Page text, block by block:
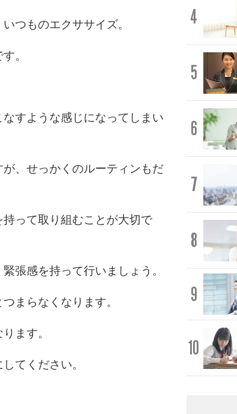
つものエクササイズ。
。
すような感じになってしまい
、せっかくのルーティンもだ
って取り組むことが大切で
張感を持って行いましょう。
まらなくなります。
ます。
てください。
4
5
6
7
8
9
10